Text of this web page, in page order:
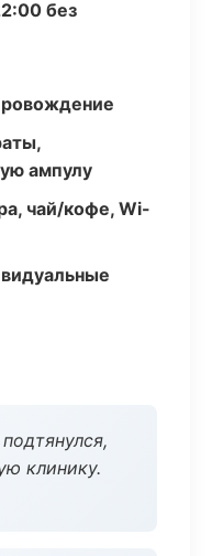
без
ампулу
чай/кофе, Wi-
клинику.